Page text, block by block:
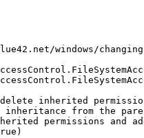
windows/
inherited
from the
permissions and